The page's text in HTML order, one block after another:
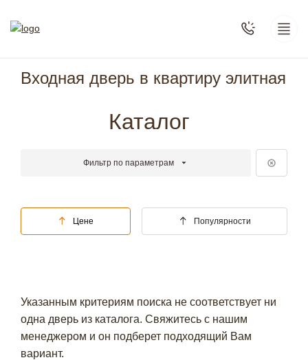
Входная дверь в квартиру элитная
Каталог
Фильтр по параметрам
Цене Популярности
Указанным критериям поиска не соответствует ни
одна дверь из каталога. Свяжитесь с нашим
менеджером и он подберет подходящий Вам
вариант.